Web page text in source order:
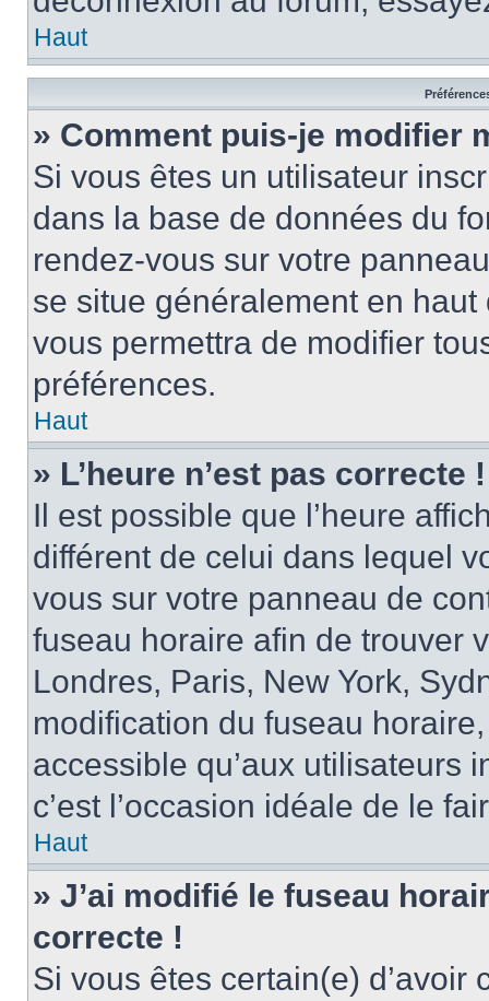
Haut
» Comment puis-je modifier
Si vous êtes un utilisateur
dans la base de données du
rendez-vous sur votre
se situe généralement en
vous permettra de modifier
préférences.
Haut
» L’heure n’est pas correcte !
Il est possible que l’heure
différent de celui dans lequel
vous sur votre panneau de
fuseau horaire afin de trouver
Londres, Paris, New York,
modification du fuseau
accessible qu’aux utilisateurs
c’est l’occasion idéale de le
Haut
» J’ai modifié le fuseau
correcte !
Si vous êtes certain(e)